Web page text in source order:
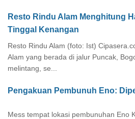
Resto Rindu Alam Menghitung
Tinggal Kenangan
Resto Rindu Alam (foto: Ist)
Alam yang berada di jalur Puncak,
melintang, se...
Pengakuan Pembunuh Eno:
Mess tempat lokasi pembunuhan Eno